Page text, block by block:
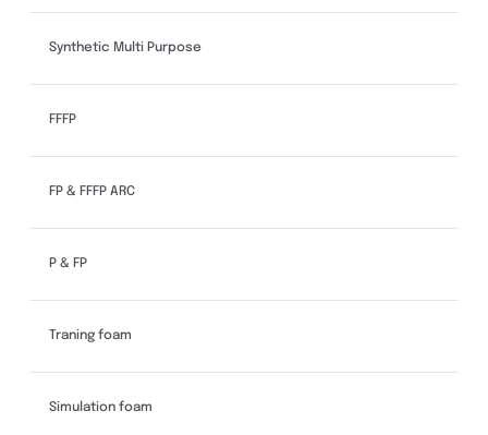
Synthetic Multi Purpose
FFFP
FP & FFFP ARC
P & FP
Traning foam
Simulation foam